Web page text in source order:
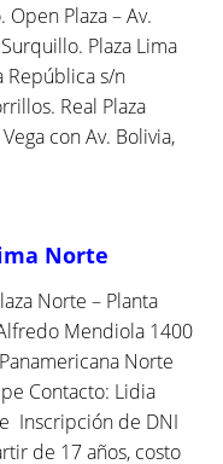
Open Plaza – Av.
Plaza Lima
República s/n
Real Plaza
con Av. Bolivia,
Norte
Norte – Planta
Mendiola 1400
Norte
Contacto: Lidia
Inscripción de DNI
de 17 años, costo